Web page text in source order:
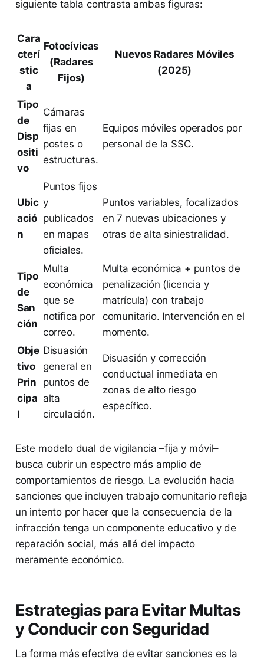
siguiente tabla contrasta ambas figuras:
Cara
cterí
stic
a
Fotocívicas
(Radares
Fijos)
Nuevos Radares Móviles
(2025)
Tipo
de
Disp
ositi
vo
Cámaras
fijas en
postes o
estructuras.
Equipos móviles operados por
personal de la SSC.
Ubic
ació
n
Puntos fijos
y
publicados
en mapas
oficiales.
Puntos variables, focalizados
en 7 nuevas ubicaciones y
otras de alta siniestralidad.
Tipo
de
San
ción
Multa
económica
que se
notifica por
correo.
Multa económica + puntos de
penalización (licencia y
matrícula) con trabajo
comunitario. Intervención en el
momento.
Obje
tivo
Prin
cipa
l
Disuasión
general en
puntos de
alta
circulación.
Disuasión y corrección
conductual inmediata en
zonas de alto riesgo
específico.
Este modelo dual de vigilancia –fija y móvil–
busca cubrir un espectro más amplio de
comportamientos de riesgo. La evolución hacia
sanciones que incluyen trabajo comunitario refleja
un intento por hacer que la consecuencia de la
infracción tenga un componente educativo y de
reparación social, más allá del impacto
meramente económico.
Estrategias para Evitar Multas
y Conducir con Seguridad
La forma más efectiva de evitar sanciones es la